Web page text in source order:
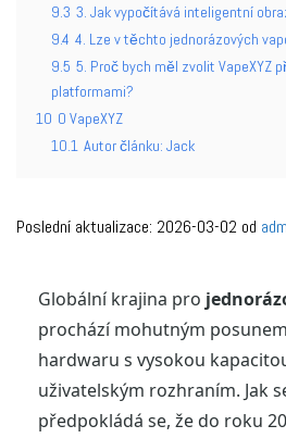
9.3 3. Jak vypočítává inteligentní
9.4 4. Lze v těchto jednorázových
9.5 5. Proč bych měl zvolit VapeXYZ
platformami?
10 O VapeXYZ
10.1 Autor článku: Jack
Poslední aktualizace: 2026-03-02 od
Globální krajina pro
prochází mohutným
hardwaru s vysokou
uživatelským rozhraním. Jak
předpokládá se, že do roku